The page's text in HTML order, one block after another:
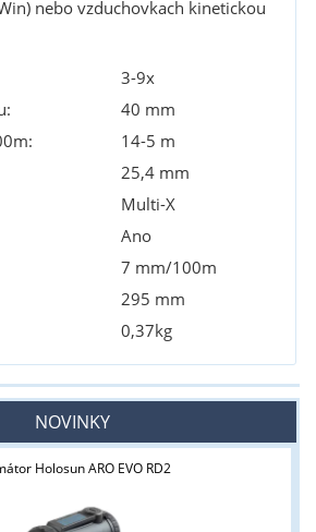
nebo vzduchovkach kinetickou
3-9x
40 mm
14-5 m
25,4 mm
Multi-X
Ano
7 mm/100m
295 mm
0,37kg
NOVINKY
Holosun ARO EVO RD2